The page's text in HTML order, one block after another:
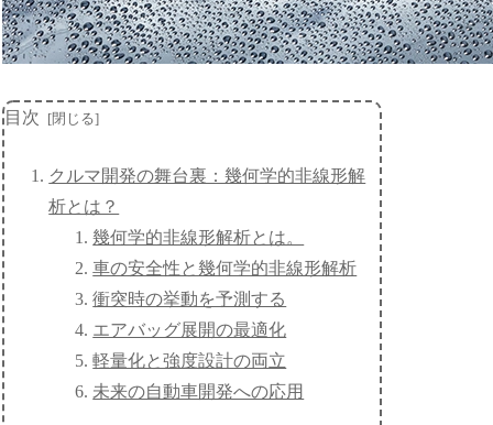
目次
クルマ開発の舞台裏：幾何学的非線形解
析とは？
幾何学的非線形解析とは。
車の安全性と幾何学的非線形解析
衝突時の挙動を予測する
エアバッグ展開の最適化
軽量化と強度設計の両立
未来の自動車開発への応用